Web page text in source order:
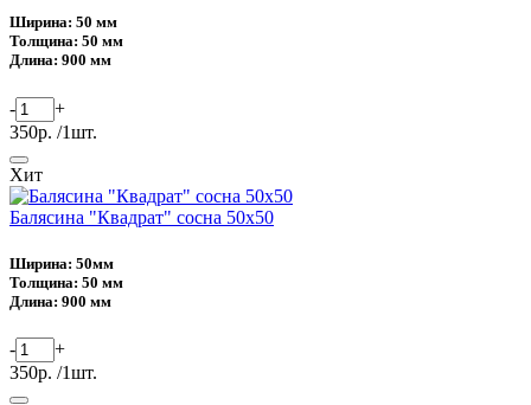
Ширина: 50 мм
Толщина: 50 мм
Длина: 900 мм
-
+
350р. /1шт.
Хит
Балясина "Квадрат" сосна 50х50
Ширина: 50мм
Толщина: 50 мм
Длина: 900 мм
-
+
350р. /1шт.